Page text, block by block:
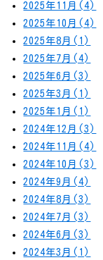
2025年11月(4)
2025年10月(4)
2025年8月(1)
2025年7月(4)
2025年6月(3)
2025年3月(1)
2025年1月(1)
2024年12月(3)
2024年11月(4)
2024年10月(3)
2024年9月(4)
2024年8月(3)
2024年7月(3)
2024年6月(3)
2024年3月(1)